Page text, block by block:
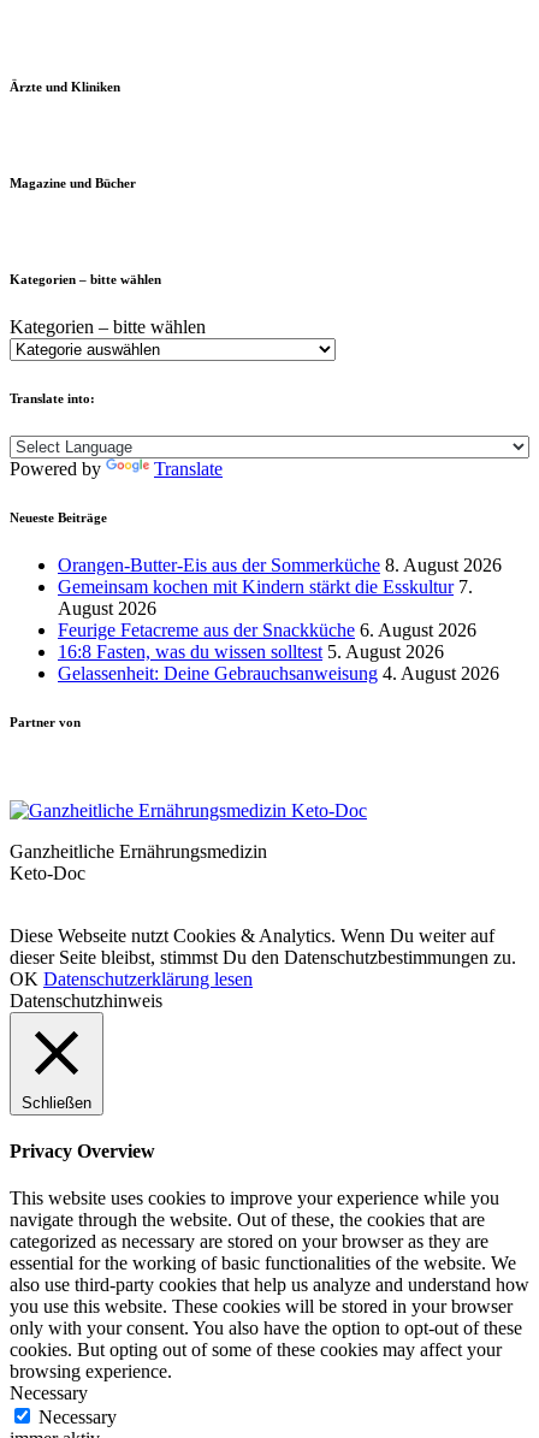
Ärzte und Kliniken
Magazine und Bücher
Kategorien – bitte wählen
Kategorien – bitte wählen
Translate into:
Powered by Translate
Neueste Beiträge
Orangen-Butter-Eis aus der Sommerküche 8. August 2026
Gemeinsam kochen mit Kindern stärkt die Esskultur 7.
August 2026
Feurige Fetacreme aus der Snackküche 6. August 2026
16:8 Fasten, was du wissen solltest 5. August 2026
Gelassenheit: Deine Gebrauchsanweisung 4. August 2026
Partner von
Ganzheitliche Ernährungsmedizin
Keto-Doc
Diese Webseite nutzt Cookies & Analytics. Wenn Du weiter auf
dieser Seite bleibst, stimmst Du den Datenschutzbestimmungen zu.
OK Datenschutzerklärung lesen
Datenschutzhinweis
Schließen
Privacy Overview
This website uses cookies to improve your experience while you
navigate through the website. Out of these, the cookies that are
categorized as necessary are stored on your browser as they are
essential for the working of basic functionalities of the website. We
also use third-party cookies that help us analyze and understand how
you use this website. These cookies will be stored in your browser
only with your consent. You also have the option to opt-out of these
cookies. But opting out of some of these cookies may affect your
browsing experience.
Necessary
Necessary